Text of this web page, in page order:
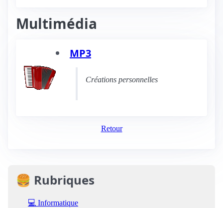
Multimédia
MP3
Créations personnelles
Retour
🍔 Rubriques
💻 Informatique